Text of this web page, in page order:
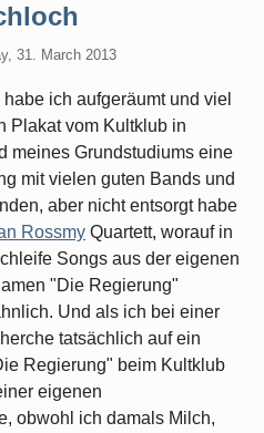
31. March 2013
ich aufgeräumt und viel
Plakat vom Kultklub in
meines Grundstudiums eine
mit vielen guten Bands und
aber nicht entsorgt habe
Rossmy Quartett, worauf in
Songs aus der eigenen
"Die Regierung"
Und als ich bei einer
tatsächlich auf ein
Regierung" beim Kultklub
eigenen
obwohl ich damals Milch,